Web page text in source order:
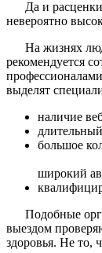
Да и
невероятно
На жизнях
рекомендуется
выделят
наличие
большое
широкий
Подобные
выездом
здоровья. Не то,